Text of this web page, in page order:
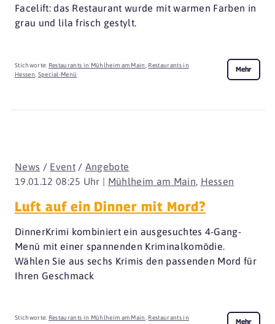
Facelift: das Restaurant wurde mit warmen Farben in
grau und lila frisch gestylt.
Stichworte: Restaurants in Mühlheim am Main
Restaurants in
Hessen Special-Menü
Mehr
19.01.12 08:25 Uhr | Mühlheim am Main Hessen
News / Event/ Angebote
Luft auf ein Dinner mit Mord?
DinnerKrimi kombiniert ein ausgesuchtes 4-Gang-
Menü mit einer spannenden Kriminalkomödie.
Wählen Sie aus sechs Krimis den passenden Mord für
Ihren Geschmack
Stichworte: Restaurants in Mühlheim am Main, Restaurants in
Mehr